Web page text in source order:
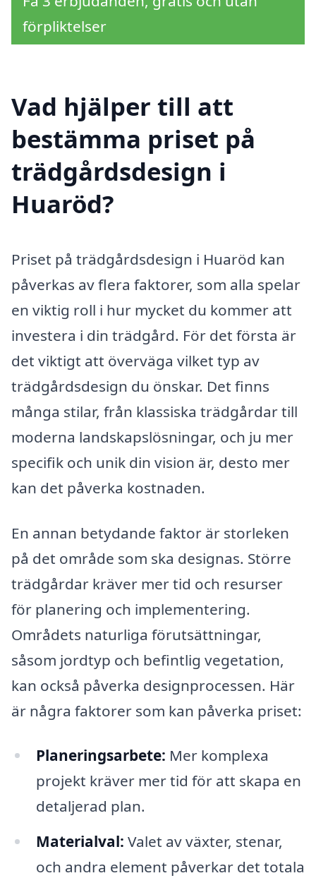
förpliktelser
Vad hjälper till att
bestämma priset på
trädgårdsdesign i
Huaröd?
Priset på trädgårdsdesign i Huaröd kan
påverkas av flera faktorer, som alla spelar
en viktig roll i hur mycket du kommer att
investera i din trädgård. För det första är
det viktigt att överväga vilket typ av
trädgårdsdesign du önskar. Det finns
många stilar, från klassiska trädgårdar till
moderna landskapslösningar, och ju mer
specifik och unik din vision är, desto mer
kan det påverka kostnaden.
En annan betydande faktor är storleken
på det område som ska designas. Större
trädgårdar kräver mer tid och resurser
för planering och implementering.
Områdets naturliga förutsättningar,
såsom jordtyp och befintlig vegetation,
kan också påverka designprocessen. Här
är några faktorer som kan påverka priset:
Planeringsarbete: Mer komplexa
projekt kräver mer tid för att skapa en
detaljerad plan.
Materialval: Valet av växter, stenar,
och andra element påverkar det totala